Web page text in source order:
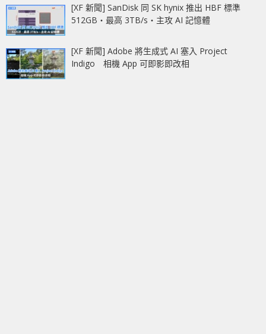
[XF 新聞] SanDisk 同 SK hynix 推出 HBF 標準
512GB‧最高 3TB/s‧主攻 AI 記憶體
[XF 新聞] Adobe 將生成式 AI 塞入 Project
Indigo 相機 App 可即影即改相